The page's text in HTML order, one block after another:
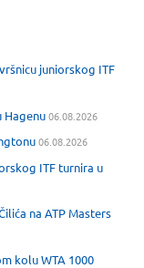
juniorskog ITF
Hagenu06.08.2026
06.08.2026
ITF turnira u
na ATP Masters
kolu WTA 1000